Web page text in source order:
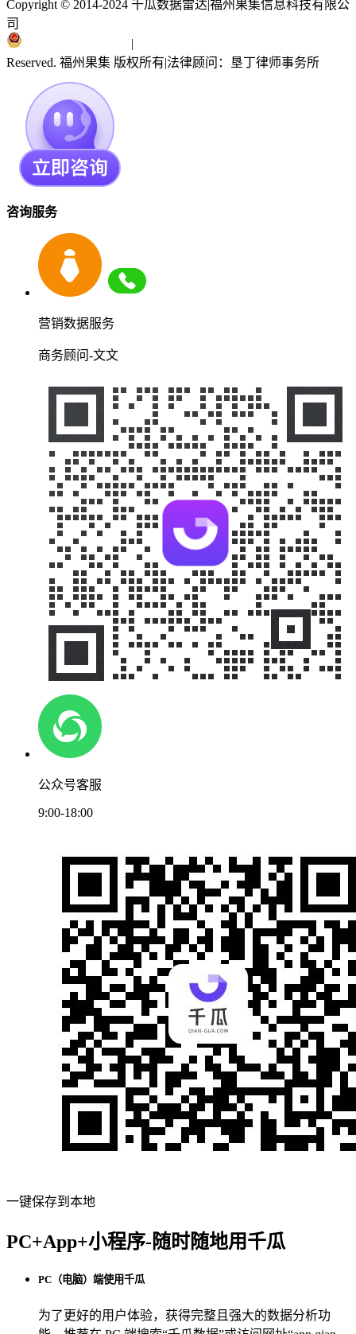
Copyright © 2014-2024 千瓜数据雷达|福州果集信息科技有限公
司
|
Reserved. 福州果集 版权所有|法律顾问：垦丁律师事务所
咨询服务
营销数据服务
商务顾问-文文
公众号客服
9:00-18:00
一键保存到本地
PC+App+小程序-随时随地用千瓜
PC（电脑）端使用千瓜
为了更好的用户体验，获得完整且强大的数据分析功